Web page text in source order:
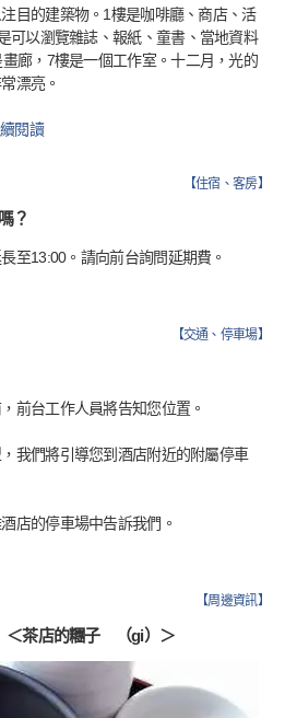
目的建築物。1樓是咖啡廳、商店、活
可以瀏覽雜誌、報紙、童書、當地資料
廊，7樓是一個工作室。十二月，光的
漂亮。
閱讀
【住宿、客房】
？
至13:00。請向前台詢問延期費。
【交通、停車場】
前台工作人員將告知您位置。
我們將引導您到酒店附近的附屬停車
店的停車場中告訴我們。
【周邊資訊】
＜茶店的糰子 （gi）＞